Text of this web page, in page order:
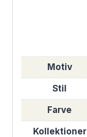
Motiv
Stil
Farve
Kollektioner